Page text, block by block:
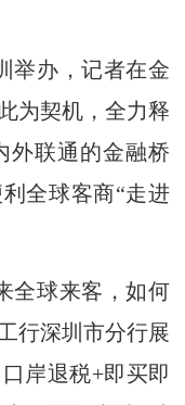
办，记者在金
为契机，全力释
外联通的金融桥
全球客商“走进
球来客，如何
行深圳市分行展
岸退税+即买即